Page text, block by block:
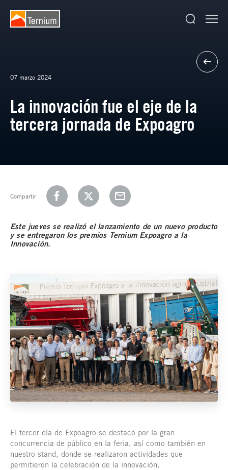
07 marzo 2024
La innovación fue el eje de la
tercera jornada de Expoagro
Compartir
Este jueves se realizó el lanzamiento de un nuevo producto
y se entregaron los premios Ternium Expoagro a la
Innovación.
El tercer día de Expoagro se destacó por la gran
concurrencia de público en la feria, así como también en
nuestro stand, donde se realizaron actividades que
permitieron la celebración de la innovación.